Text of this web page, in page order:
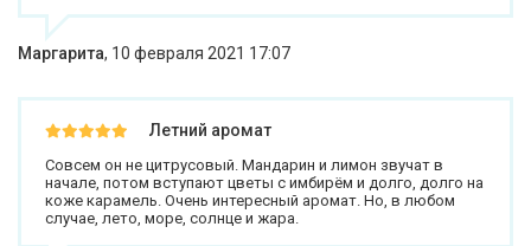
Маргарита, 10 февраля 2021 17:07
Летний аромат
Совсем он не цитрусовый. Мандарин и лимон звучат в
начале, потом вступают цветы с имбирём и долго, долго на
коже карамель. Очень интересный аромат. Но, в любом
случае, лето, море, солнце и жара.